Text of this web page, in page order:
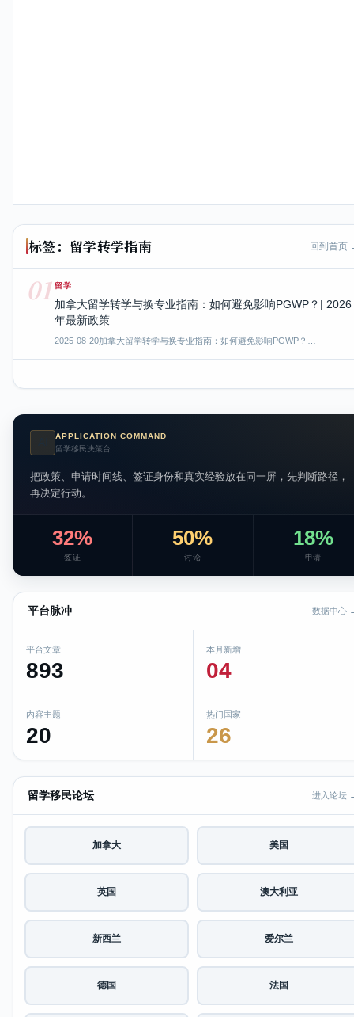
标签：留学转学指南 回到首页
01 留学
加拿大留学转学与换专业指南：如何避免影响PGWP？| 2026
年最新政策
2025-08-20加拿大留学转学与换专业指南：如何避免影响PGWP？…
APPLICATION COMMAND
留学移民决策台
把政策、申请时间线、签证身份和真实经验放在同一屏，先判断路径，
再决定行动。
32%
签证
50%
讨论
18%
申请
平台脉冲 数据中心
平台文章
893
本月新增
04
内容主题
20
热门国家
26
留学移民论坛 进入论坛
加拿大 美国
英国 澳大利亚
新西兰 爱尔兰
德国 法国